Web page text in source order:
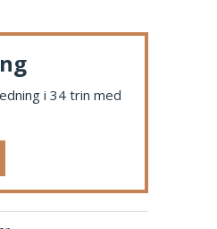
i 34 trin med